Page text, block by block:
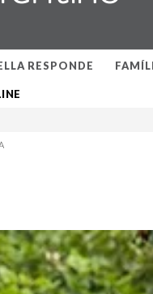
RESPONDE